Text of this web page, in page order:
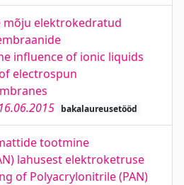
mõju elektrokedratud
influence of ionic liquids
electrospun
16.06.2015 bakalaureusetööd
tootmine
lahusest elektroketruse
of Polyacrylonitrile (PAN)